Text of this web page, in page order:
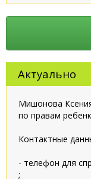
Актуально
Мишонова
по правам
Контактные
- телефон для
;